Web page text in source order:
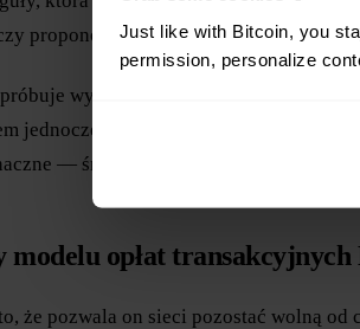
Just like with Bitcoin, you
permission, personalize
proponowana opłata jest
wysyłać bitcoiny, ruch w sieci
jednocześnie, transakcje z
— średnio około 37–59 USD w
modelu opłat
że pozwala on sieci pozostać wolną